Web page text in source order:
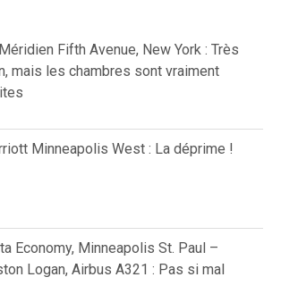
Fifth Avenue, New York : Très
mais les chambres sont vraiment
Minneapolis West : La déprime !
Economy, Minneapolis St. Paul –
Logan, Airbus A321 : Pas si mal